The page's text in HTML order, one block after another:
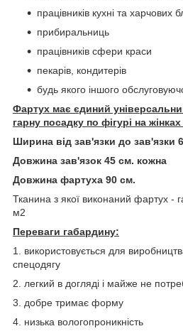
працівників кухні та харчових
прибиральниць
працівників сфери краси
пекарів, кондитерів
будь якого іншого
Фартух має єдиний
гарну посадку по фігурі на
Ширина від зав'язки до зав'язки
Довжина зав'язок 45 см. кожна
Довжина фартуха 90 см.
Тканина з якої виконаний фартух -
м2
Переваги габардину:
1. використовується для
спецодягу
2. легкий в догляді і майже не
3. добре тримає форму
4. низька вологопроникність